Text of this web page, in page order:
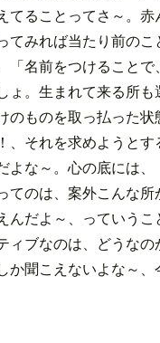
てることってさ～。
てみれば当たり前の
「名前をつけること
ょ。生まれて来る所
のものを取っ払った
、それを求めようと
よな～。心の底には
てのは、案外こんな
んだよ～、っていう
ィブなのは、どうな
か聞こえないよな～